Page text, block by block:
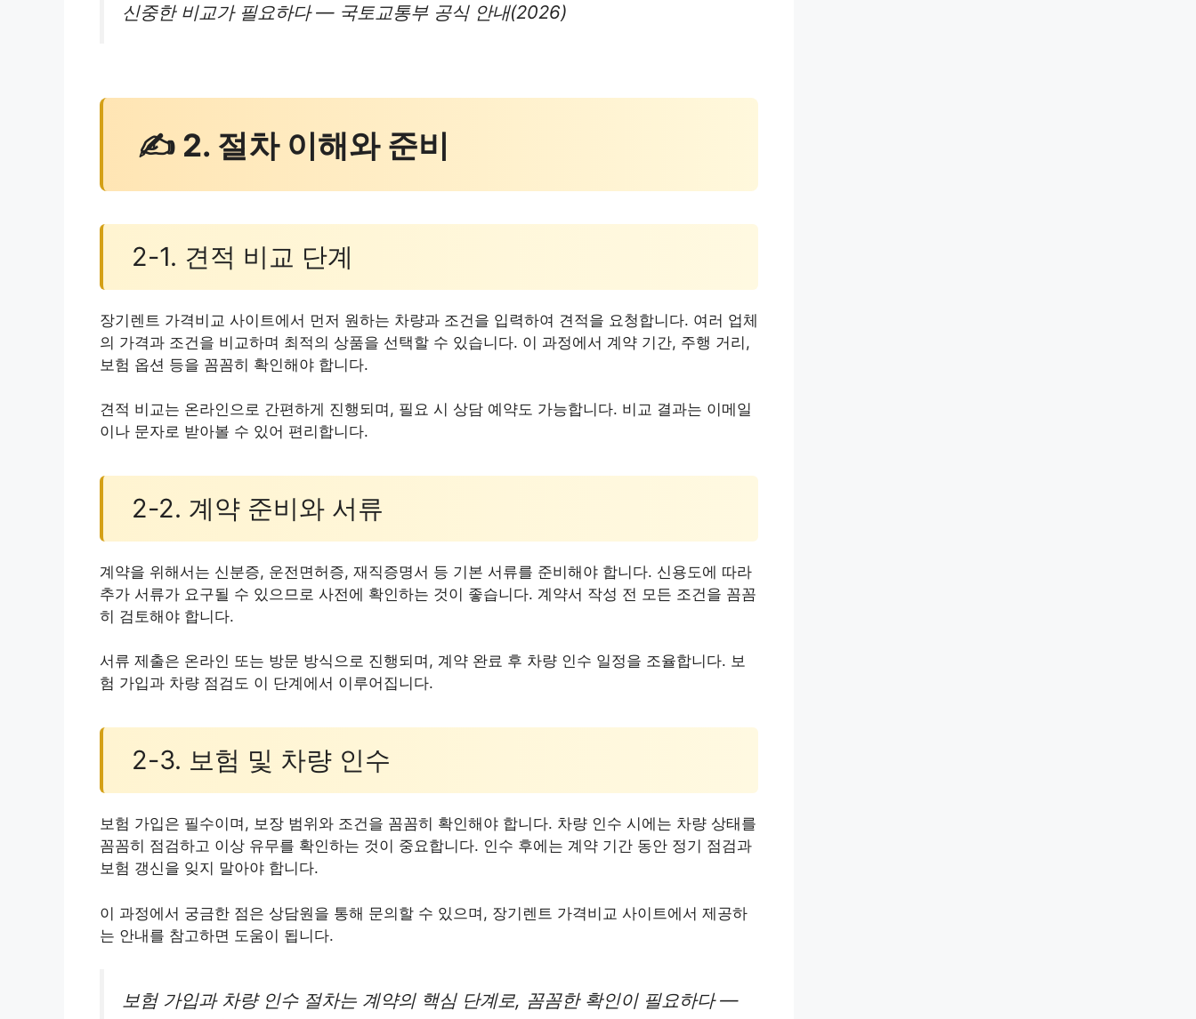
신중한 비교가 필요하다 — 국토교통부 공식 안내(2026)
✍ 2. 절차 이해와 준비
2-1. 견적 비교 단계
장기렌트 가격비교 사이트에서 먼저 원하는 차량과 조건을 입력하여 견적을 요청합니다. 여러 업체
의 가격과 조건을 비교하며 최적의 상품을 선택할 수 있습니다. 이 과정에서 계약 기간, 주행 거리,
보험 옵션 등을 꼼꼼히 확인해야 합니다.
견적 비교는 온라인으로 간편하게 진행되며, 필요 시 상담 예약도 가능합니다. 비교 결과는 이메일
이나 문자로 받아볼 수 있어 편리합니다.
2-2. 계약 준비와 서류
계약을 위해서는 신분증, 운전면허증, 재직증명서 등 기본 서류를 준비해야 합니다. 신용도에 따라
추가 서류가 요구될 수 있으므로 사전에 확인하는 것이 좋습니다. 계약서 작성 전 모든 조건을 꼼꼼
히 검토해야 합니다.
서류 제출은 온라인 또는 방문 방식으로 진행되며, 계약 완료 후 차량 인수 일정을 조율합니다. 보
험 가입과 차량 점검도 이 단계에서 이루어집니다.
2-3. 보험 및 차량 인수
보험 가입은 필수이며, 보장 범위와 조건을 꼼꼼히 확인해야 합니다. 차량 인수 시에는 차량 상태를
꼼꼼히 점검하고 이상 유무를 확인하는 것이 중요합니다. 인수 후에는 계약 기간 동안 정기 점검과
보험 갱신을 잊지 말아야 합니다.
이 과정에서 궁금한 점은 상담원을 통해 문의할 수 있으며, 장기렌트 가격비교 사이트에서 제공하
는 안내를 참고하면 도움이 됩니다.
보험 가입과 차량 인수 절차는 계약의 핵심 단계로, 꼼꼼한 확인이 필요하다 —